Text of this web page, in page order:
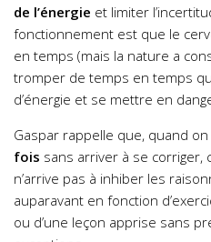
de l’énergie et limiter
fonctionnement est que le
en temps (mais la nature a
tromper de temps en temps
d’énergie et se mettre en
Gaspar rappelle que, quand
fois sans arriver à se corriger,
n’arrive pas à inhiber les
auparavant en fonction
ou d’une leçon apprise sans